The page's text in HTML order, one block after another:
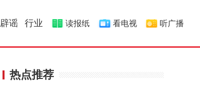
辟谣 行业 读报纸 看电视 听广播
热点推荐